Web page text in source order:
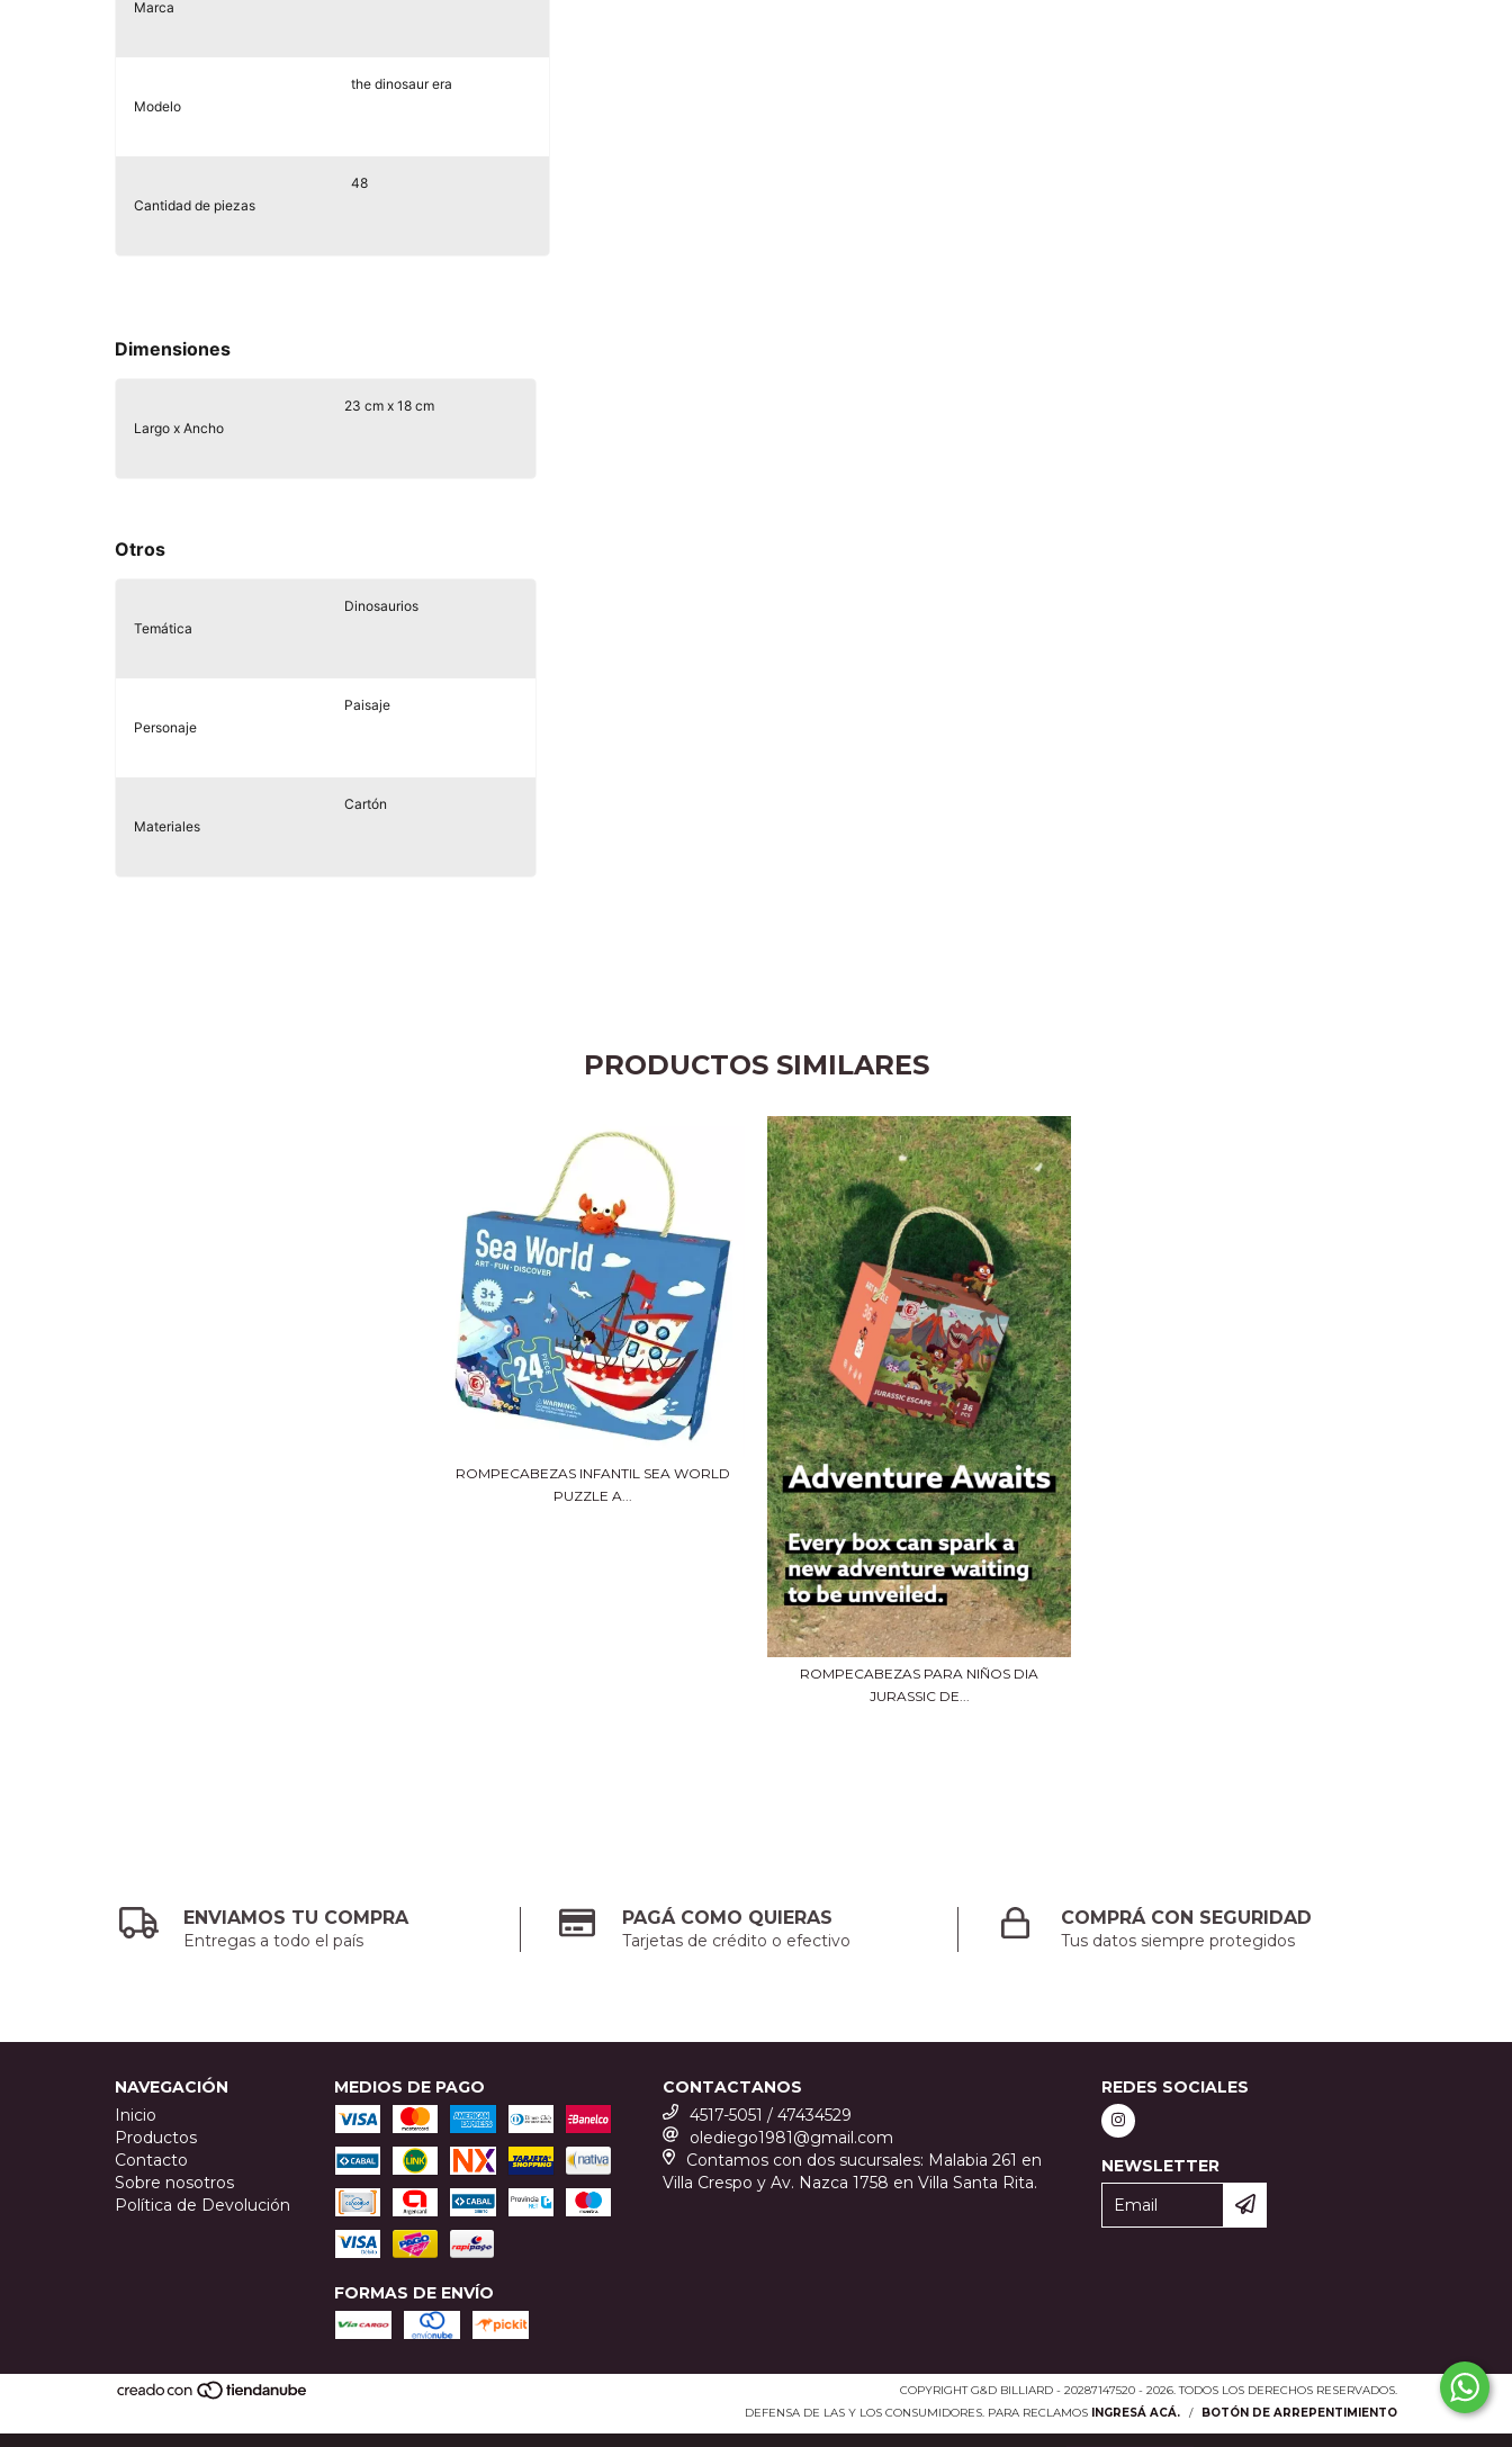
Marca
Modelo
the dinosaur era
Cantidad de piezas
48
Dimensiones
Largo x Ancho
23 cm x 18 cm
Otros
Temática
Dinosaurios
Personaje
Paisaje
Materiales
Cartón
PRODUCTOS SIMILARES
ROMPECABEZAS INFANTIL SEA WORLD
PUZZLE A...
ROMPECABEZAS PARA NIÑOS DIA
JURASSIC DE...
ENVIAMOS TU COMPRA
Entregas a todo el país
PAGÁ COMO QUIERAS
Tarjetas de crédito o efectivo
COMPRÁ CON SEGURIDAD
Tus datos siempre protegidos
NAVEGACIÓN
Inicio
Productos
Contacto
Sobre nosotros
Política de Devolución
MEDIOS DE PAGO
FORMAS DE ENVÍO
CONTACTANOS
4517-5051 / 47434529
olediego1981@gmail.com
Contamos con dos sucursales: Malabia 261 en
Villa Crespo y Av. Nazca 1758 en Villa Santa Rita.
REDES SOCIALES
NEWSLETTER
COPYRIGHT G&D BILLIARD - 20287147520 - 2026. TODOS LOS DERECHOS RESERVADOS.
DEFENSA DE LAS Y LOS CONSUMIDORES. PARA RECLAMOS INGRESÁ ACÁ. / BOTÓN DE ARREPENTIMIENTO